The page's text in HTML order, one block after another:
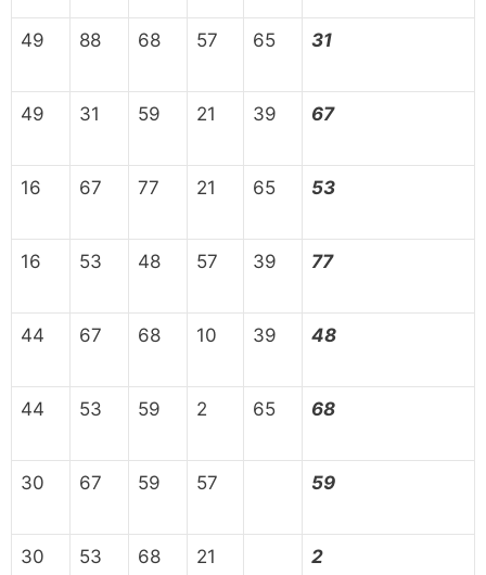
49 88 68 57 65 31
49 31 59 21 39 67
16 67 77 21 65 53
16 53 48 57 39 77
44 67 68 10 39 48
44 53 59 2 65 68
30 67 59 57 59
30 53 68 21 2